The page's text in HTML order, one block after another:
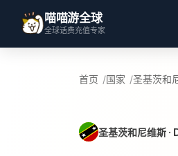
喵喵游全球
全球话费充值专家
首页 国家 圣基茨和
圣基茨和尼维斯